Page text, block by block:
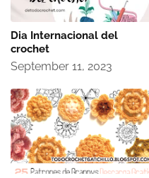
Dia Internacional del
crochet
September 11, 2023